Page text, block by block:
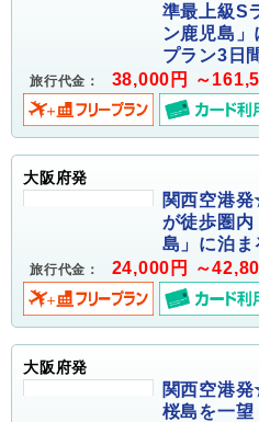
準最上級S
ン鹿児島
プラン3日
旅行代金： 38,000円 ～
大阪府発
関西空港
が徒歩圏内
島」に泊ま
旅行代金： 24,000円 ～
大阪府発
関西空港
桜島を一望